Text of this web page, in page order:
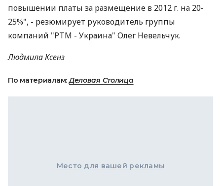
повышении платы за размещение в 2012 г. на 20-
25%", - резюмирует руководитель группы
компаний "РТМ - Украина" Олег Невельчук.
Людмила Ксенз
По материалам:Деловая Столица
Место для вашей рекламы